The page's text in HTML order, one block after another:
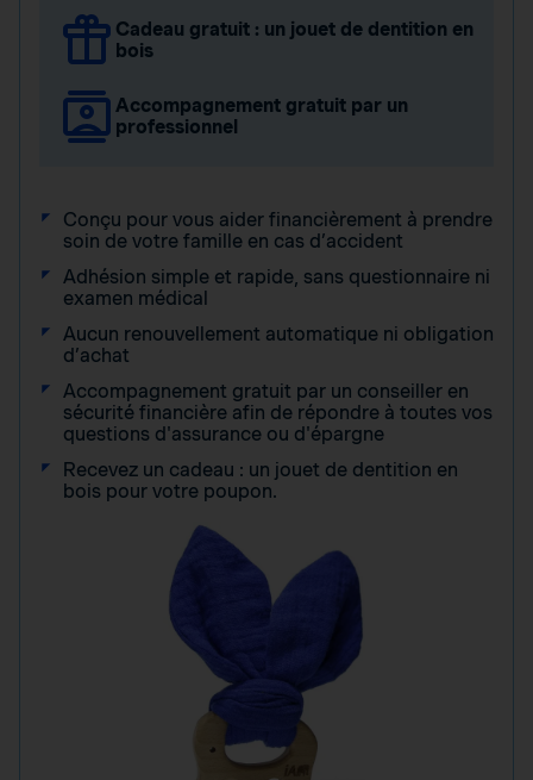
Cadeau gratuit : un jouet de dentition en
bois
Accompagnement gratuit par un
professionnel
Conçu pour vous aider financièrement à prendre
soin de votre famille en cas d’accident
Adhésion simple et rapide, sans questionnaire ni
examen médical
Aucun renouvellement automatique ni obligation
d’achat
Accompagnement gratuit par un conseiller en
sécurité financière afin de répondre à toutes vos
questions d'assurance ou d'épargne
Recevez un cadeau : un jouet de dentition en
bois pour votre poupon.